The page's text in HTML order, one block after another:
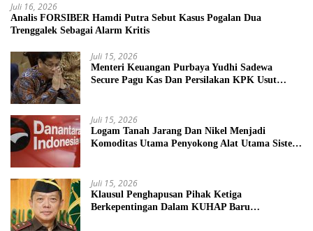
Juli 16, 2026
Analis FORSIBER Hamdi Putra Sebut Kasus Pogalan Dua
Trenggalek Sebagai Alarm Kritis
Juli 15, 2026
Menteri Keuangan Purbaya Yudhi Sadewa
Secure Pagu Kas Dan Persilakan KPK Usut
Juli 15, 2026
Logam Tanah Jarang Dan Nikel Menjadi
Komoditas Utama Penyokong Alat Utama Sistem
Juli 15, 2026
Klausul Penghapusan Pihak Ketiga
Berkepentingan Dalam KUHAP Baru